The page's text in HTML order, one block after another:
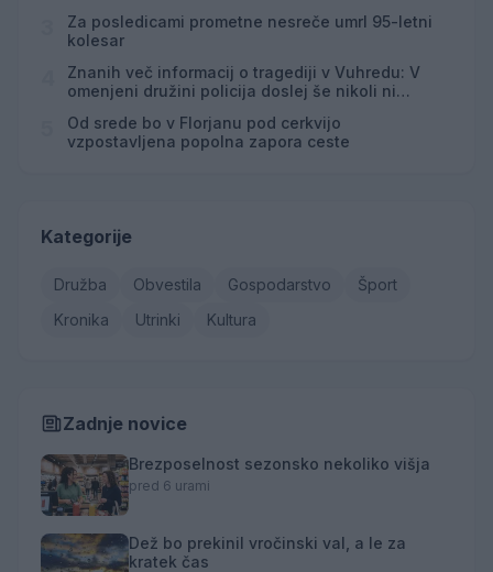
Za posledicami prometne nesreče umrl 95-letni
kolesar
Znanih več informacij o tragediji v Vuhredu: V
omenjeni družini policija doslej še nikoli ni
Od srede bo v Florjanu pod cerkvijo
vzpostavljena popolna zapora ceste
Kategorije
Družba Obvestila Gospodarstvo
Šport
Kronika
Utrinki Kultura
Zadnje novice
Brezposelnost sezonsko nekoliko višja
pred 6 urami
Dež bo prekinil vročinski val, a le za
kratek čas